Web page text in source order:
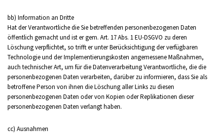
bb) Information an Dritte
Hat der Verantwortliche die Sie betreffenden personenbezogenen Daten
öffentlich gemacht und ist er gem. Art. 17 Abs. 1 EU-DSGVO zu deren
Löschung verpflichtet, so trifft er unter Berücksichtigung der verfügbaren
Technologie und der Implementierungskosten angemessene Maßnahmen,
auch technischer Art, um für die Datenverarbeitung Verantwortliche, die die
personenbezogenen Daten verarbeiten, darüber zu informieren, dass Sie als
betroffene Person von ihnen die Löschung aller Links zu diesen
personenbezogenen Daten oder von Kopien oder Replikationen dieser
personenbezogenen Daten verlangt haben.
cc) Ausnahmen